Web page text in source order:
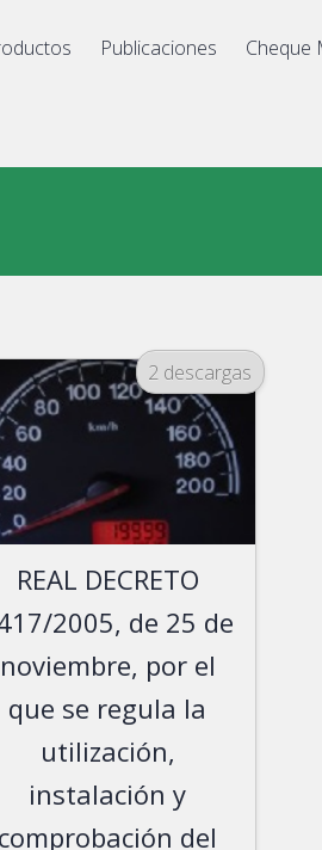
Publicaciones Cheque
2 descargas
REAL DECRETO
2005, de 25 de
noviembre, por el
que se regula la
utilización,
instalación y
comprobación del